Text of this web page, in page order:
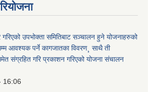
गरिएको उपभोक्ता समितिबाट सञ्चालन हुने योजनाहरुको
आवश्यक पर्ने कागजातका विवरण¸ साथै ती
संग्रहित गरि प्रकाशन गरिएको योजना संचालन
16:06